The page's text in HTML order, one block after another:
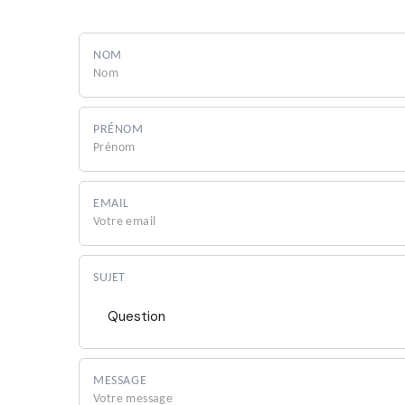
NOM
PRÉNOM
EMAIL
SUJET
Question
MESSAGE